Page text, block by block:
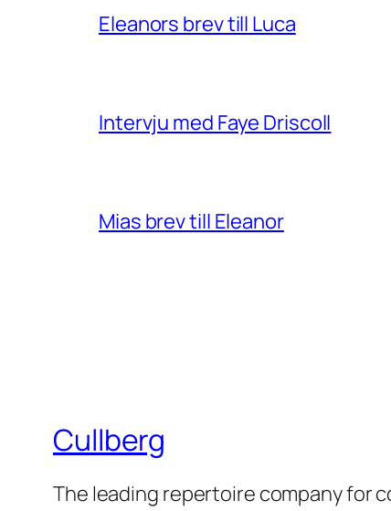
Eleanors brev till Luca
Intervju med Faye Driscoll
Mias brev till Eleanor
Cullberg
The leading repertoire company for